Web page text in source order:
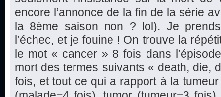
encore l’annonce de la fin de la série
la 8ème saison non ? lol). Je
l’échec, et je fouine ! On trouve la
le mot « cancer » 8 fois dans
mort des termes suivants « death, die,
fois, et tout ce qui a rapport à la